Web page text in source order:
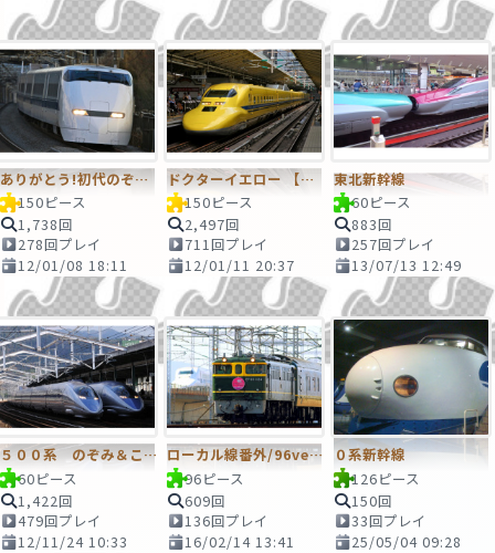
ありがとう!初代のぞみ 300系新幹線...
150ピース
1,738回
278回プレイ
12/01/08 18:11
ドクターイエロー 【東京駅】
150ピース
2,497回
711回プレイ
12/01/11 20:37
東北新幹線
60ピース
883回
257回プレイ
13/07/13 12:49
５００系 のぞみ＆こだま
60ピース
1,422回
479回プレイ
12/11/24 10:33
ローカル線番外/96ver あと一ヶ月
96ピース
609回
136回プレイ
16/02/14 13:41
０系新幹線
126ピース
150回
33回プレイ
25/05/04 09:28